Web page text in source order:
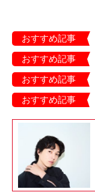
おすすめ記事
おすすめ記事
おすすめ記事
おすすめ記事